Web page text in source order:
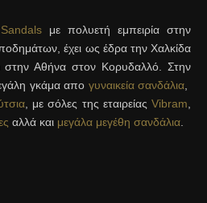
με πολυετή εμπειρία στην
έχει ως έδρα την Χαλκίδα
στην Αθήνα στον Κορυδαλλό. Στην
γκάμα απο γυναικεία σανδάλια,
, με σόλες της εταιρείας Vibram
αλλά και μεγάλα μεγέθη σανδάλια